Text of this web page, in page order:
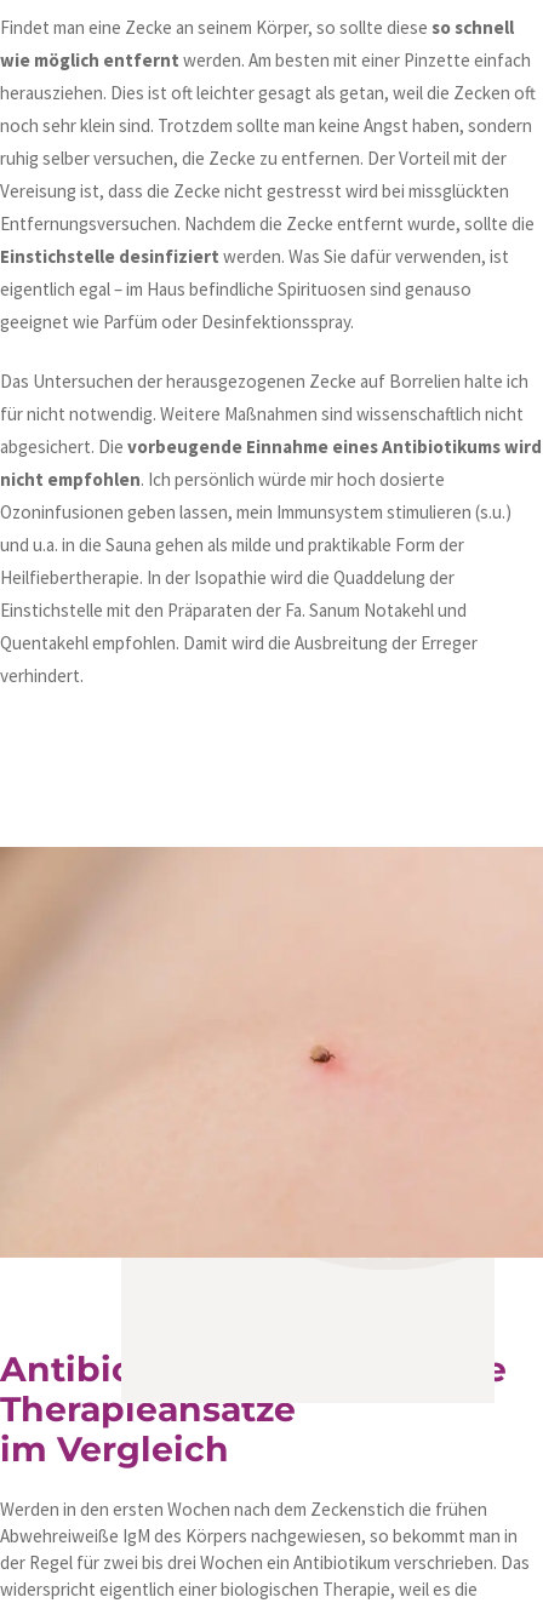
Findet man eine Zecke an seinem Körper, so sollte diese so schnell
wie möglich entfernt werden. Am besten mit einer Pinzette einfach
herausziehen. Dies ist oft leichter gesagt als getan, weil die Zecken oft
noch sehr klein sind. Trotzdem sollte man keine Angst haben, sondern
ruhig selber versuchen, die Zecke zu entfernen. Der Vorteil mit der
Vereisung ist, dass die Zecke nicht gestresst wird bei missglückten
Entfernungsversuchen. Nachdem die Zecke entfernt wurde, sollte die
Einstichstelle desinfiziert werden. Was Sie dafür verwenden, ist
eigentlich egal – im Haus befindliche Spirituosen sind genauso
geeignet wie Parfüm oder Desinfektionsspray.
Das Untersuchen der herausgezogenen Zecke auf Borrelien halte ich
für nicht notwendig. Weitere Maßnahmen sind wissenschaftlich nicht
abgesichert. Die vorbeugende Einnahme eines Antibiotikums wird
nicht empfohlen. Ich persönlich würde mir hoch dosierte
Ozoninfusionen geben lassen, mein Immunsystem stimulieren (s.u.)
und u.a. in die Sauna gehen als milde und praktikable Form der
Heilfiebertherapie. In der Isopathie wird die Quaddelung der
Einstichstelle mit den Präparaten der Fa. Sanum Notakehl und
Quentakehl empfohlen. Damit wird die Ausbreitung der Erreger
verhindert.
Antibiotika und biologische
Therapieansätze
im Vergleich
Werden in den ersten Wochen nach dem Zeckenstich die frühen
Abwehreiweiße IgM des Körpers nachgewiesen, so bekommt man in
der Regel für zwei bis drei Wochen ein Antibiotikum verschrieben. Das
widerspricht eigentlich einer biologischen Therapie, weil es die